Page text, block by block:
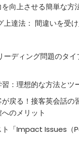
向上させる簡単な方
上達法： 間違いを受
ーディング問題のタ
：理想的な方法とツ
戻る！接客英会話の
のメリット
ト「Impact Issues（